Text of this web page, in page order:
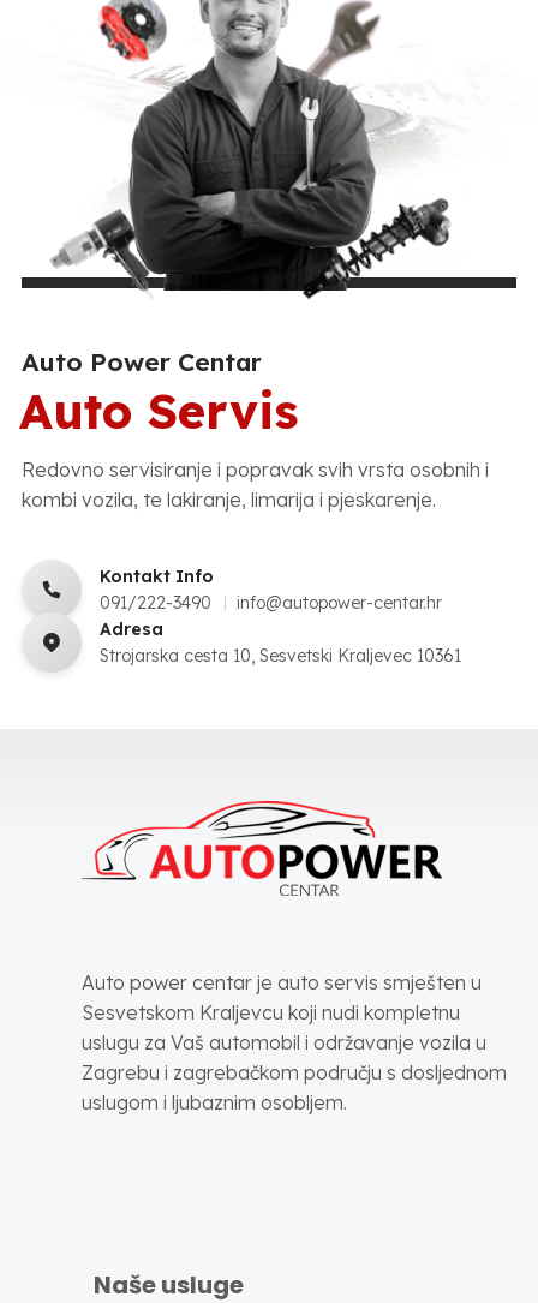
Auto Power Centar
Auto Servis
Redovno servisiranje i popravak svih vrsta osobnih i
kombi vozila, te lakiranje, limarija i pjeskarenje.
Kontakt Info
091/222-3490
info@autopower-centar.hr
Adresa
Strojarska cesta 10, Sesvetski Kraljevec 10361
Auto power centar je auto servis smješten u
Sesvetskom Kraljevcu koji nudi kompletnu
uslugu za Vaš automobil i održavanje vozila u
Zagrebu i zagrebačkom području s dosljednom
uslugom i ljubaznim osobljem.
Naše usluge